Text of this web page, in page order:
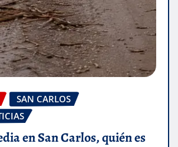
SAN CARLOS
en San Carlos, quién es